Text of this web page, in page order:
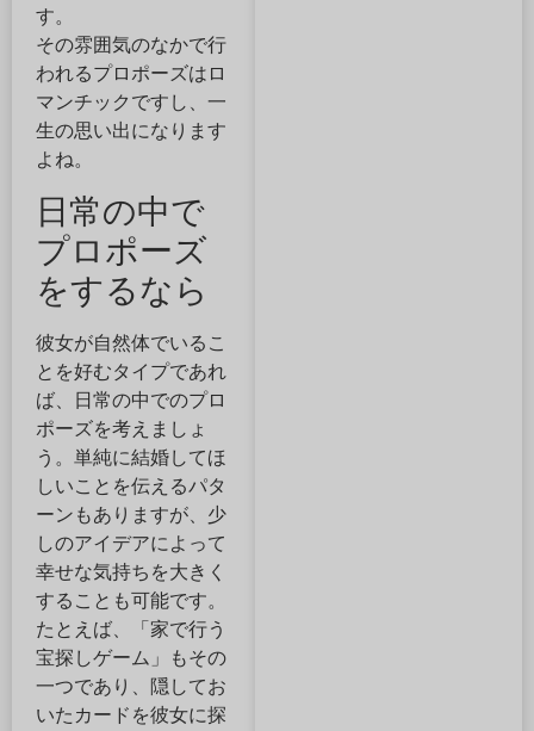
す。
その雰囲気のなかで行
われるプロポーズはロ
マンチックですし、一
生の思い出になります
よね。
日常の中で
プロポーズ
をするなら
彼女が自然体でいるこ
とを好むタイプであれ
ば、日常の中でのプロ
ポーズを考えましょ
う。単純に結婚してほ
しいことを伝えるパタ
ーンもありますが、少
しのアイデアによって
幸せな気持ちを大きく
することも可能です。
たとえば、「家で行う
宝探しゲーム」もその
一つであり、隠してお
いたカードを彼女に探